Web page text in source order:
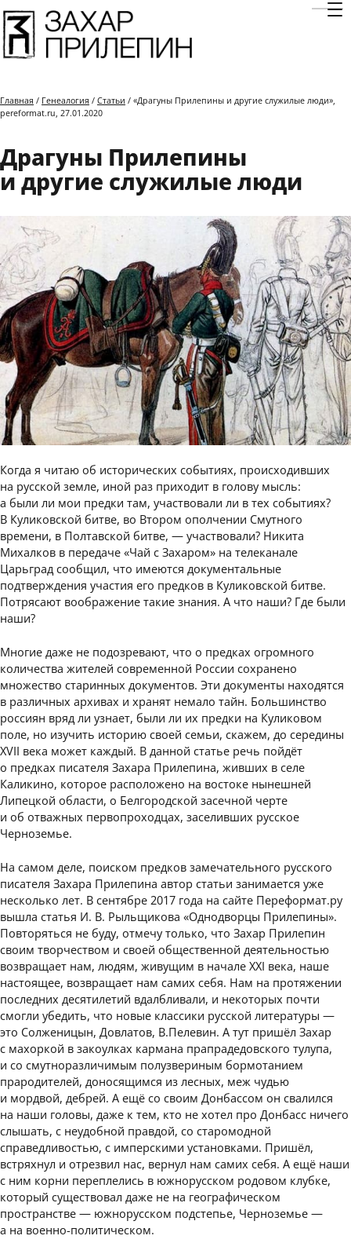
Главная / Генеалогия / Статьи / «Драгуны Прилепины и другие служилые люди»,
pereformat.ru, 27.01.2020
Драгуны Прилепины
и другие служилые люди
Когда я читаю об исторических событиях, происходивших
на русской земле, иной раз приходит в голову мысль:
а были ли мои предки там, участвовали ли в тех событиях?
В Куликовской битве, во Втором ополчении Смутного
времени, в Полтавской битве, — участвовали? Никита
Михалков в передаче «Чай с Захаром» на телеканале
Царьград сообщил, что имеются документальные
подтверждения участия его предков в Куликовской битве.
Потрясают воображение такие знания. А что наши? Где были
наши?
Многие даже не подозревают, что о предках огромного
количества жителей современной России сохранено
множество старинных документов. Эти документы находятся
в различных архивах и хранят немало тайн. Большинство
россиян вряд ли узнает, были ли их предки на Куликовом
поле, но изучить историю своей семьи, скажем, до середины
XVII века может каждый. В данной статье речь пойдёт
о предках писателя Захара Прилепина, живших в селе
Каликино, которое расположено на востоке нынешней
Липецкой области, о Белгородской засечной черте
и об отважных первопроходцах, заселивших русское
Черноземье.
На самом деле, поиском предков замечательного русского
писателя Захара Прилепина автор статьи занимается уже
несколько лет. В сентябре 2017 года на сайте Переформат.ру
вышла статья И. В. Рыльщикова «Однодворцы Прилепины».
Повторяться не буду, отмечу только, что Захар Прилепин
своим творчеством и своей общественной деятельностью
возвращает нам, людям, живущим в начале XXI века, наше
настоящее, возвращает нам самих себя. Нам на протяжении
последних десятилетий вдалбливали, и некоторых почти
смогли убедить, что новые классики русской литературы —
это Солженицын, Довлатов, В.Пелевин. А тут пришёл Захар
с махоркой в закоулках кармана прапрадедовского тулупа,
и со смутноразличимым полузвериным бормотанием
прародителей, доносящимся из лесных, меж чудью
и мордвой, дебрей. А ещё со своим Донбассом он свалился
на наши головы, даже к тем, кто не хотел про Донбасс ничего
слышать, с неудобной правдой, со старомодной
справедливостью, с имперскими установками. Пришёл,
встряхнул и отрезвил нас, вернул нам самих себя. А ещё наши
с ним корни переплелись в южнорусском родовом клубке,
который существовал даже не на географическом
пространстве — южнорусском подстепье, Черноземье —
а на военно-политическом.